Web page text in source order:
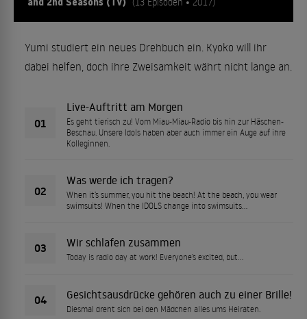
Yumi studiert ein neues Drehbuch ein. Kyoko will ihr
dabei helfen, doch ihre Zweisamkeit währt nicht lange an.
01
Live-Auftritt am Morgen
Es geht tierisch zu! Vom Miau-Miau-Radio bis hin zur Häschen-
Beschau. Unsere Idols haben aber auch immer ein Auge auf ihre
Kolleginnen.
02
Was werde ich tragen?
When it’s summer, you hit the beach! At the beach, you wear
swimsuits! When the IDOLS change into swimsuits…
03 Wir schlafen zusammen
Today is radio day at work! Everyone’s excited, but…
04 Gesichtsausdrücke gehören auch zu einer Brille!
Diesmal dreht sich bei den Mädchen alles ums Heiraten.